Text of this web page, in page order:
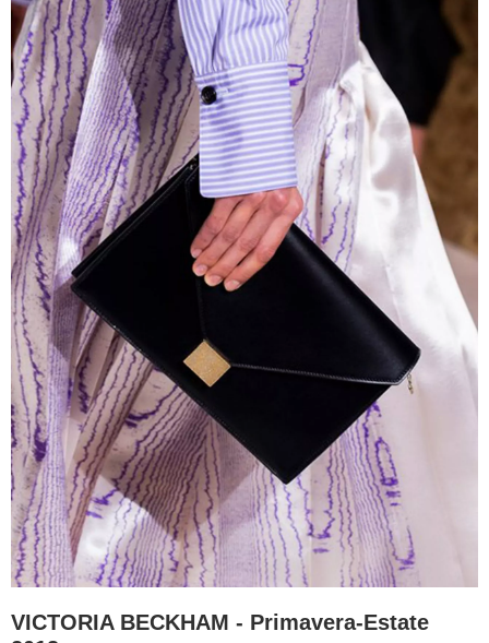
VICTORIA BECKHAM - Primavera-Estate